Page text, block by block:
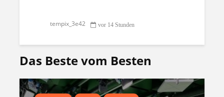
tempix_3e42 vor 14 Stunden
Das Beste vom Besten